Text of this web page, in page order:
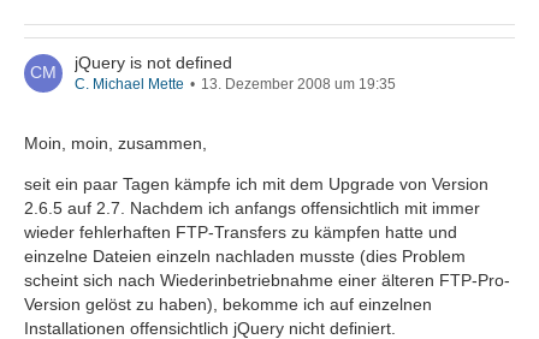
jQuery is not defined
C. Michael Mette 13. Dezember 2008 um 19:35
Moin, moin, zusammen,
seit ein paar Tagen kämpfe ich mit dem Upgrade von Version
2.6.5 auf 2.7. Nachdem ich anfangs offensichtlich mit immer
wieder fehlerhaften FTP-Transfers zu kämpfen hatte und
einzelne Dateien einzeln nachladen musste (dies Problem
scheint sich nach Wiederinbetriebnahme einer älteren FTP-Pro-
Version gelöst zu haben), bekomme ich auf einzelnen
Installationen offensichtlich jQuery nicht definiert.